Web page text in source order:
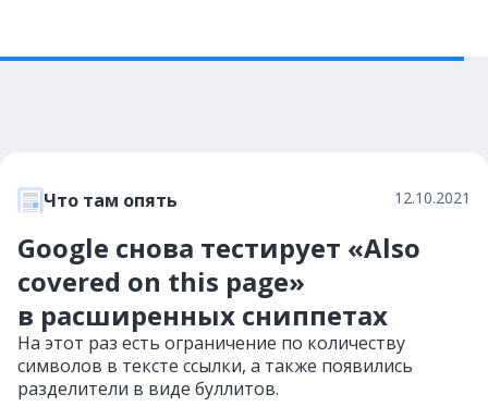
Что там опять 12.10.2021
Google снова тестирует «Also
covered on this page»
в расширенных сниппетах
На этот раз есть ограничение по количеству
символов в тексте ссылки, а также появились
разделители в виде буллитов.